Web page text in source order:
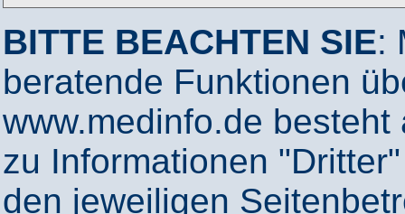
BITTE BEACHTEN SIE:
beratende Funktionen
www.medinfo.de
zu Informationen
den jeweiligen